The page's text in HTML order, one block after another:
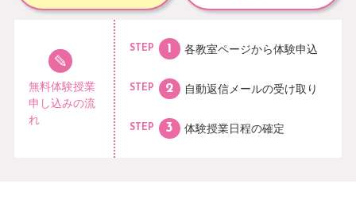
無料体験授業
申し込みの流
れ
STEP 各教室ページから体験申込
STEP 自動返信メールの受け取り
STEP 体験授業日程の確定